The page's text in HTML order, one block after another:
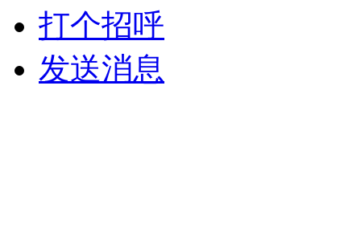
打个招呼
发送消息